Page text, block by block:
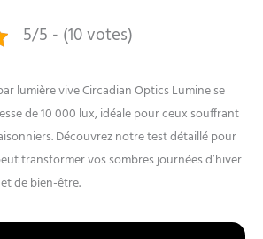
5/5 - (10 votes)
lumière vive Circadian Optics Lumine se
de 10 000 lux, idéale pour ceux souffrant
Découvrez notre test détaillé pour
transformer vos sombres journées d’hiver
de bien-être.